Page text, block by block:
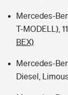
Mercedes-
T-MODELL),
BEX)
Mercedes-
Diesel,